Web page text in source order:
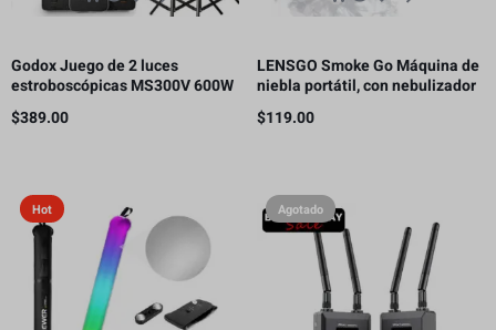
Godox Juego de 2 luces
estroboscópicas MS300V 600W
para estudio
$389.00
LENSGO Smoke Go Máquina de
niebla portátil, con nebulizador
de control remoto para
fotografía
$119.00
Hot Agotado